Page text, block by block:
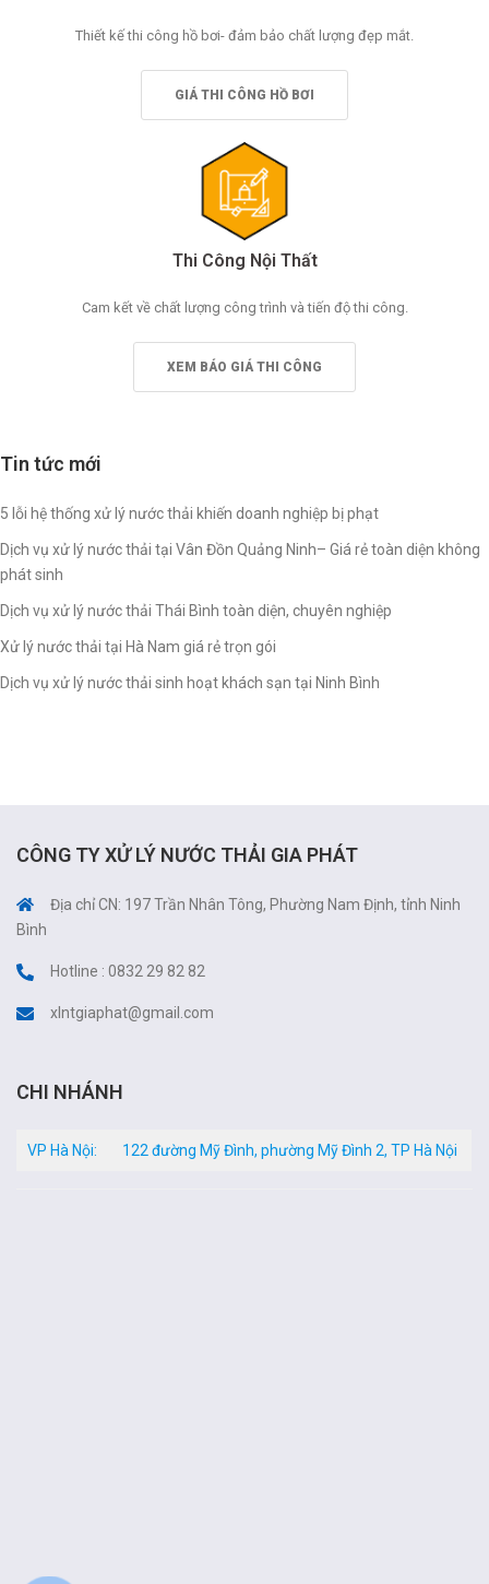
Thiết kế thi công hồ bơi- đảm bảo chất lượng đẹp mắt.
GIÁ THI CÔNG HỒ BƠI
Thi Công Nội Thất
Cam kết về chất lượng công trình và tiến độ thi công.
XEM BÁO GIÁ THI CÔNG
Tin tức mới
5 lỗi hệ thống xử lý nước thải khiến doanh nghiệp bị phạt
Dịch vụ xử lý nước thải tại Vân Đồn Quảng Ninh– Giá rẻ toàn diện không
phát sinh
Dịch vụ xử lý nước thải Thái Bình toàn diện, chuyên nghiệp
Xử lý nước thải tại Hà Nam giá rẻ trọn gói
Dịch vụ xử lý nước thải sinh hoạt khách sạn tại Ninh Bình
CÔNG TY XỬ LÝ NƯỚC THẢI GIA PHÁT
Địa chỉ CN: 197 Trần Nhân Tông, Phường Nam Định, tỉnh Ninh
Bình
Hotline : 0832 29 82 82
xlntgiaphat@gmail.com
CHI NHÁNH
VP Hà Nội: 122 đường Mỹ Đình, phường Mỹ Đình 2, TP Hà Nội